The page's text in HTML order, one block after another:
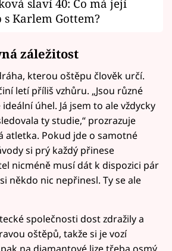
slaví 40: Co má její
s Karlem Gottem?
záležitost
kterou oštěpu člověk určí.
letí příliš vzhůru. „Jsou různé
úhel. Já jsem to ale vždycky
ty studie,“ prozrazuje
atletka. Pokud jde o samotné
si prý každý přinese
nicméně musí dát k dispozici pár
někdo nic nepřinesl. Ty se ale
společnosti dost zdražily a
oštěpů, takže si je vozí